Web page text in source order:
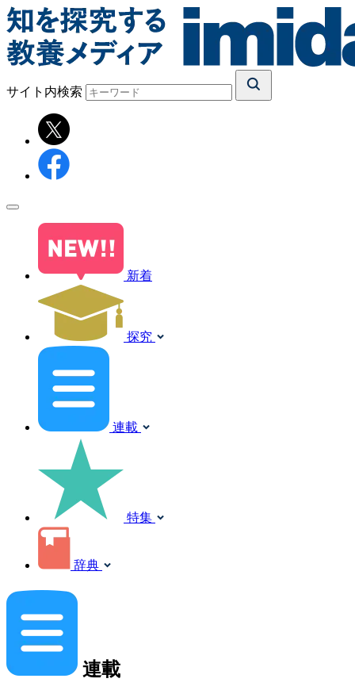
サイト内検索
新着
探究
連載
特集
辞典
連載